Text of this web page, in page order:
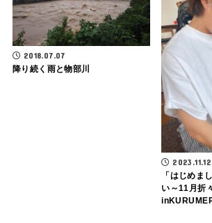
2018.07.07
降り続く雨と物部川
2023.11.12
「はじめま
い～11月折